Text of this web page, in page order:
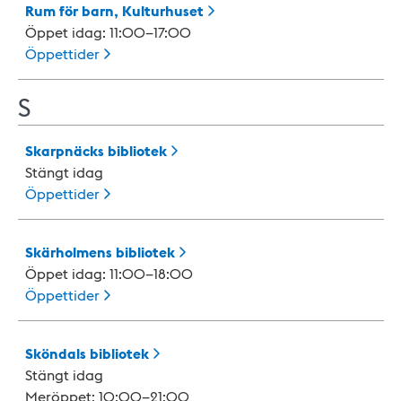
Rum för barn, Kulturhuset
Öppet idag: 11:00–17:00
Öppettider
S
Skarpnäcks bibliotek
Stängt idag
Öppettider
Skärholmens bibliotek
Öppet idag: 11:00–18:00
Öppettider
Sköndals bibliotek
Stängt idag
Meröppet: 10:00–21:00